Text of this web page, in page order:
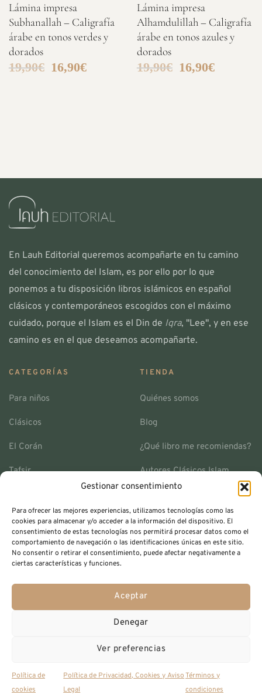
Gestionar consentimiento
Para ofrecer las mejores experiencias, utilizamos tecnologías como las
cookies para almacenar y/o acceder a la información del dispositivo. El
consentimiento de estas tecnologías nos permitirá procesar datos como el
comportamiento de navegación o las identificaciones únicas en este sitio.
No consentir o retirar el consentimiento, puede afectar negativamente a
ciertas características y funciones.
Aceptar
Denegar
Ver preferencias
Política de
cookies
Política de Privacidad, Cookies y Aviso
Legal
Términos y
condiciones
Lámina impresa
Subhanallah – Caligrafía
árabe en tonos verdes y
dorados
19,90€
El
precio
16,90€
Lámina impresa
Alhamdulillah – Caligrafía
árabe en tonos azules y
dorados
19,90€
El
precio
16,90€
En Lauh Editorial queremos acompañarte en tu camino
del conocimiento del Islam, es por ello por lo que
ponemos a tu disposición libros islámicos en español
clásicos y contemporáneos escogidos con el máximo
cuidado, porque el Islam es el Din de Iqra, "Lee", y en ese
camino es en el que deseamos acompañarte.
CATEGORÍAS
Para niños
Clásicos
El Corán
Tafsir
Espiritualidad
Colección Ihya
Ofertas
TIENDA
Quiénes somos
Blog
¿Qué libro me recomiendas?
Autores Clásicos Islam
Contacto
Términos y Condiciones
Copyright 2026 © Lauh Editorial
Visa MasterCard